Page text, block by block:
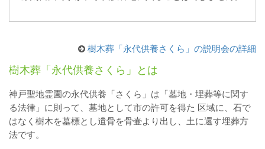
樹木葬「永代供養さくら」の説明会の詳細
樹木葬「永代供養さくら」とは
神戸聖地霊園の永代供養「さくら」は「墓地・埋葬等に関す
る法律」に則って、墓地として市の許可を得た 区域に、石で
はなく樹木を墓標とし遺骨を骨壷より出し、土に還す埋葬方
法です。